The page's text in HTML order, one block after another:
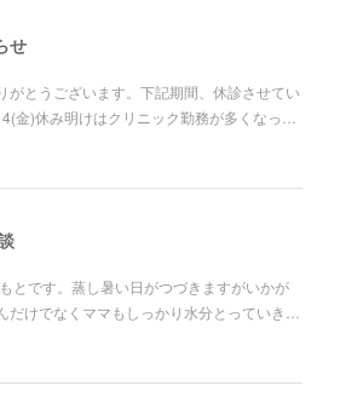
せ
がとうございます。下記期間、休診させてい
金)休み明けはクリニック勤務が多くなっ…
とです。蒸し暑い日がつづきますがいかが
だけでなくママもしっかり水分とっていき…